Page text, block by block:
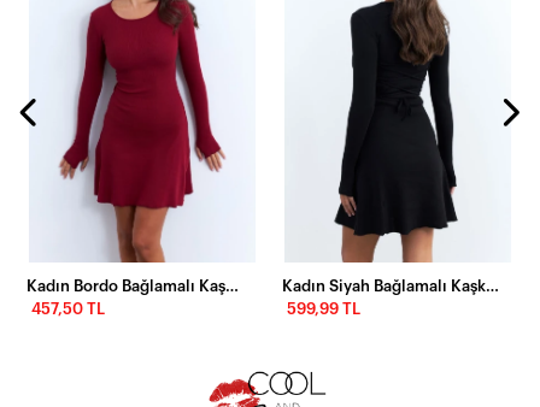
457,50 TL
599,99 TL